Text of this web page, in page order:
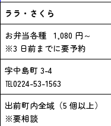
ララ・さくら
お弁当各種 1,080 円～
※3 日前までに要予約
字中島町 3-4
℡0224-53-1563
出前町内全域（5 個以上）
※要相談